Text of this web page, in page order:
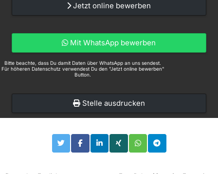
Jetzt online bewerben
Mit WhatsApp bewerben
Bitte beachte, dass Du damit Daten über WhatsApp an uns sendest.
Für höheren Datenschutz verwendest Du den "Jetzt online bewerben"
Button.
Stelle ausdrucken